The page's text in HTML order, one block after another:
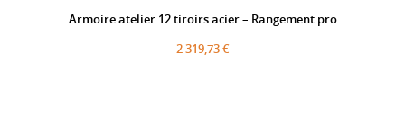
Armoire atelier 12 tiroirs acier – Rangement pro
2 319,73 €